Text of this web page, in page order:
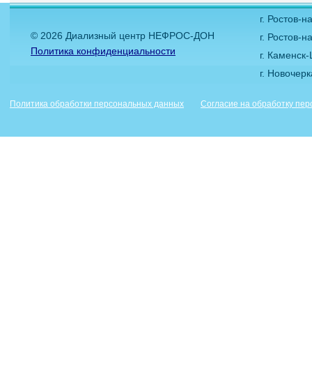
© 2026 Диализный центр НЕФРОС-ДОН
Политика конфиденциальности
г. Ростов-
г. Ростов-
г.
г.
Политика обработки персональных данных Согласие на обработку